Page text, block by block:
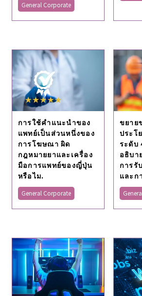
General Corporate
การใช้คําแนะนําของ
แพทย์เป็นส่วนหนึ่งของ
การโฆษณา ผิด
กฎหมายยาและเครื่อง
มือการแพทย์ของญี่ปุ่น
หรือไม.
General Corporate
ขยาย
ประโ
ระดับ
อธิบา
การรั
และก